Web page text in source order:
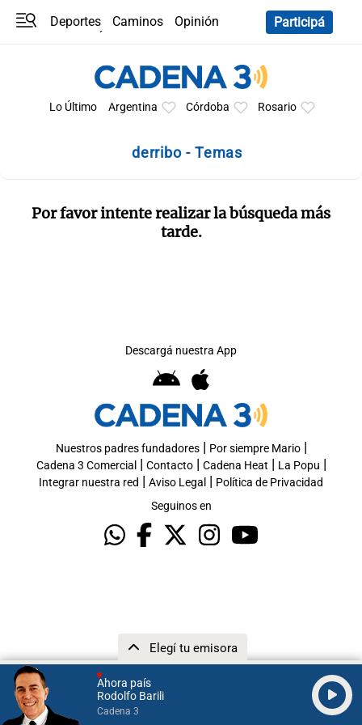
Ahora país
Rodolfo Barili
Cadena 3
Elegí tu emisora
Deportes Caminos
Opinión
Participá
Lo Último Argentina Córdoba Rosario
derribo - Temas
Por favor intente realizar la búsqueda más
tarde.
Descargá nuestra App
Nuestros padres fundadores| Por siempre Mario|
Cadena 3 Comercial | Contacto| Cadena Heat | La Popu |
Integrar nuestra red | Aviso Legal | Política de Privacidad
Seguinos en